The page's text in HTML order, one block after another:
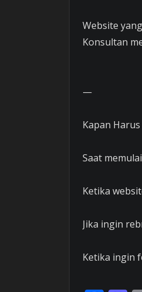
Website
Konsultan
—
Kapan
Saat
Ketika
Jika ingin
Ketika ingin